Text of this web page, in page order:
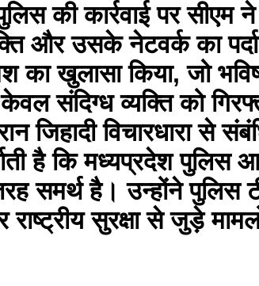
की कार्रवाई पर सीएम
और उसके नेटवर्क का
का खुलासा किया, जो
संदिग्ध व्यक्ति को
विचारधारा से
है कि मध्यप्रदेश पुलिस
समर्थ है। उन्होंने
सुरक्षा से जुड़े मामलों